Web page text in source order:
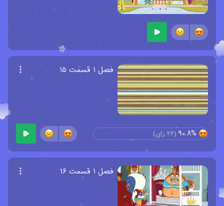
فصل ۱ قسمت ۱۵
90.8%
(
26 رای)
فصل ۱ قسمت ۱۶